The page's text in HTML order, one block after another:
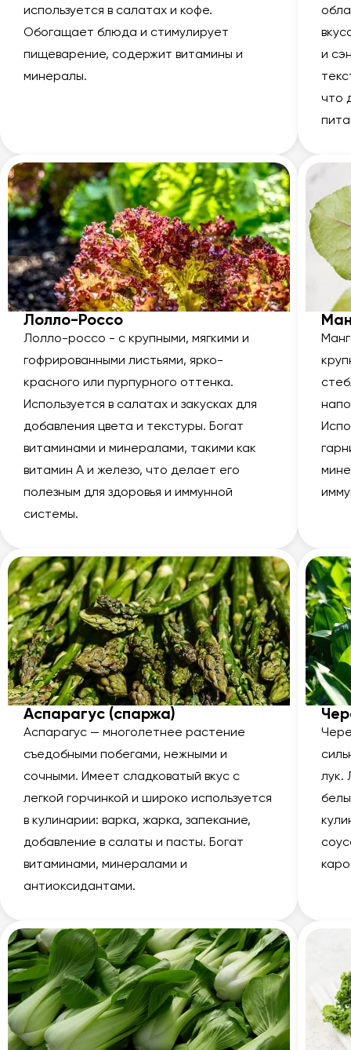
используется в салатах и кофе.
Обогащает блюда и стимулирует
пищеварение, содержит витамины и
минералы.
и
что
Лолло-Россо
Лолло-россо - с крупными, мягкими и
гофрированными листьями, ярко-
красного или пурпурного оттенка.
Используется в салатах и закусках для
добавления цвета и текстуры. Богат
витаминами и минералами, такими как
витамин А и железо, что делает его
полезным для здоровья и иммунной
системы.
Аспарагус (спаржа)
Аспарагус — многолетнее растение
съедобными побегами, нежными и
сочными. Имеет сладковатый вкус с
легкой горчинкой и широко используется
в кулинарии: варка, жарка, запекание,
добавление в салаты и пасты. Богат
витаминами, минералами и
антиоксидантами.
лук.